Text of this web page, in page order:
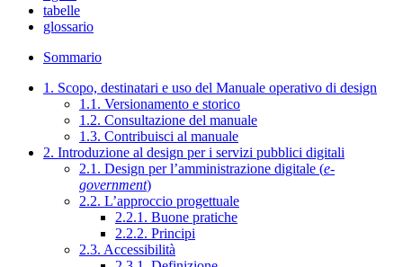
tabelle
glossario
Sommario
1. Scopo, destinatari e uso del Manuale operativo di design
1.1. Versionamento e storico
1.2. Consultazione del manuale
1.3. Contribuisci al manuale
2. Introduzione al design per i servizi pubblici digitali
2.1. Design per l’amministrazione digitale (e-
government)
2.2. L’approccio progettuale
2.2.1. Buone pratiche
2.2.2. Principi
2.3. Accessibilità